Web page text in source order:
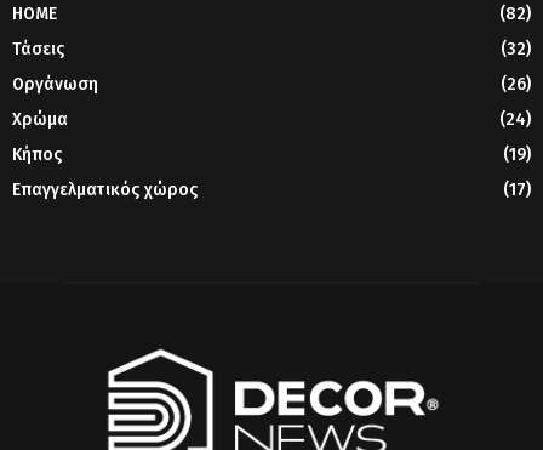
HOME
(82)
Τάσεις
(32)
Οργάνωση
(26)
Χρώμα
(24)
Κήπος
(19)
Επαγγελματικός χώρος
(17)